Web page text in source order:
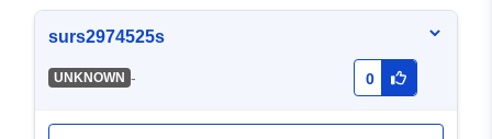
surs2974525s
UNKNOWN - 0